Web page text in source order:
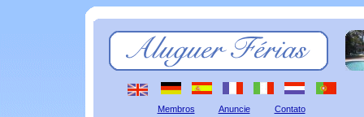
Membros Anuncie Contato